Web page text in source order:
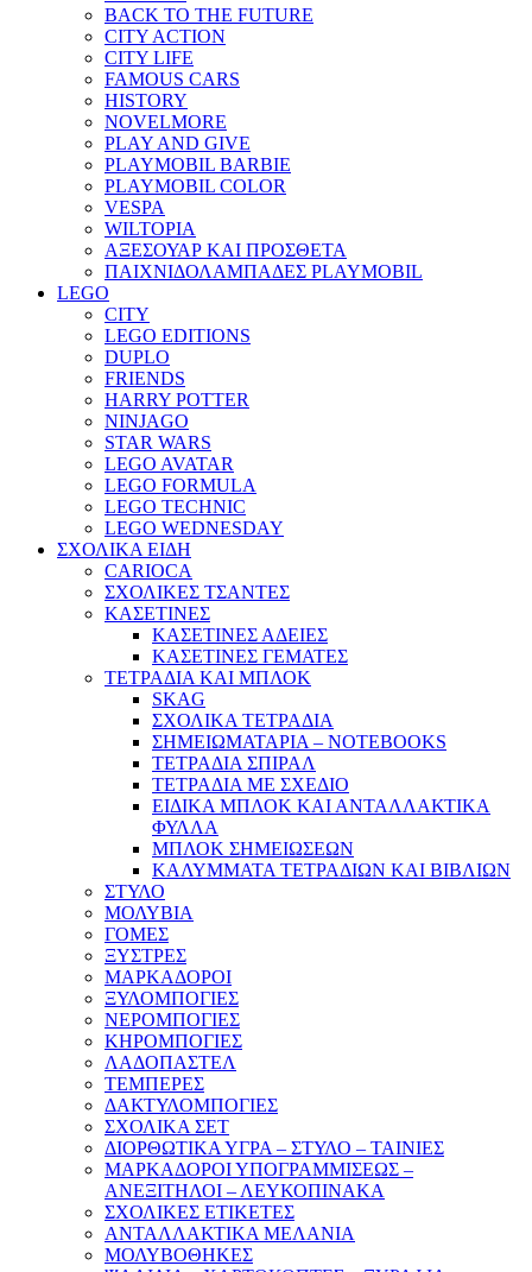
BACK TO THE FUTURE
CITY ACTION
CITY LIFE
FAMOUS CARS
HISTORY
NOVELMORE
PLAY AND GIVE
PLAYMOBIL BARBIE
PLAYMOBIL COLOR
VESPA
WILTOPIA
ΑΞΕΣΟΥΑΡ ΚΑΙ ΠΡΟΣΘΕΤΑ
ΠΑΙΧΝΙΔΟΛΑΜΠΑΔΕΣ PLAYMOBIL
LEGO
CITY
LEGO EDITIONS
DUPLO
FRIENDS
HARRY POTTER
NINJAGO
STAR WARS
LEGO AVATAR
LEGO FORMULA
LEGO TECHNIC
LEGO WEDNESDAY
ΣΧΟΛΙΚΑ ΕΙΔΗ
CARIOCA
ΣΧΟΛΙΚΕΣ ΤΣΑΝΤΕΣ
ΚΑΣΕΤΙΝΕΣ
ΚΑΣΕΤΙΝΕΣ ΑΔΕΙΕΣ
ΚΑΣΕΤΙΝΕΣ ΓΕΜΑΤΕΣ
ΤΕΤΡΑΔΙΑ ΚΑΙ ΜΠΛΟΚ
SKAG
ΣΧΟΛΙΚΑ ΤΕΤΡΑΔΙΑ
ΣΗΜΕΙΩΜΑΤΑΡΙΑ – NOTEBOOKS
ΤΕΤΡΑΔΙΑ ΣΠΙΡΑΛ
ΤΕΤΡΑΔΙΑ ΜΕ ΣΧΕΔΙΟ
ΕΙΔΙΚΑ ΜΠΛΟΚ ΚΑΙ ΑΝΤΑΛΛΑΚΤΙΚΑ
ΦΥΛΛΑ
ΜΠΛΟΚ ΣΗΜΕΙΩΣΕΩΝ
ΚΑΛΥΜΜΑΤΑ ΤΕΤΡΑΔΙΩΝ ΚΑΙ ΒΙΒΛΙΩΝ
ΣΤΥΛΟ
ΜΟΛΥΒΙΑ
ΓΟΜΕΣ
ΞΥΣΤΡΕΣ
ΜΑΡΚΑΔΟΡΟΙ
ΞΥΛΟΜΠΟΓΙΕΣ
ΝΕΡΟΜΠΟΓΙΕΣ
ΚΗΡΟΜΠΟΓΙΕΣ
ΛΑΔΟΠΑΣΤΕΛ
ΤΕΜΠΕΡΕΣ
ΔΑΚΤΥΛΟΜΠΟΓΙΕΣ
ΣΧΟΛΙΚΑ ΣΕΤ
ΔΙΟΡΘΩΤΙΚΑ ΥΓΡΑ – ΣΤΥΛΟ – ΤΑΙΝΙΕΣ
ΜΑΡΚΑΔΟΡΟΙ ΥΠΟΓΡΑΜΜΙΣΕΩΣ –
ΑΝΕΞΙΤΗΛΟΙ – ΛΕΥΚΟΠΙΝΑΚΑ
ΣΧΟΛΙΚΕΣ ΕΤΙΚΕΤΕΣ
ΑΝΤΑΛΛΑΚΤΙΚΑ ΜΕΛΑΝΙΑ
ΜΟΛΥΒΟΘΗΚΕΣ